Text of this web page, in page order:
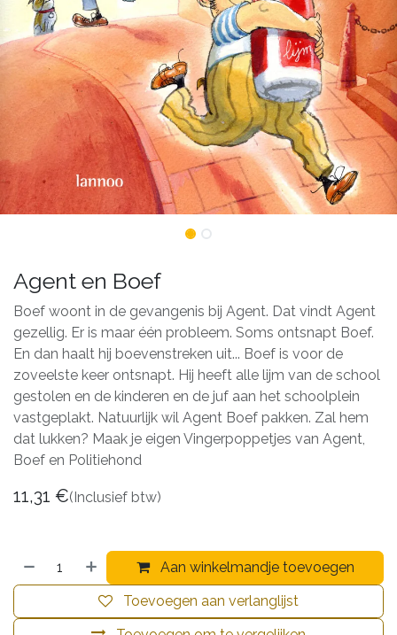
Agent en Boef
Boef woont in de gevangenis bij Agent. Dat vindt Agent
gezellig. Er is maar één probleem. Soms ontsnapt Boef.
En dan haalt hij boevenstreken uit... Boef is voor de
zoveelste keer ontsnapt. Hij heeft alle lijm van de school
gestolen en de kinderen en de juf aan het schoolplein
vastgeplakt. Natuurlijk wil Agent Boef pakken. Zal hem
dat lukken? Maak je eigen Vingerpoppetjes van Agent,
Boef en Politiehond
11,31 €(Inclusief btw)
Aan winkelmandje toevoegen
Toevoegen aan verlanglijst